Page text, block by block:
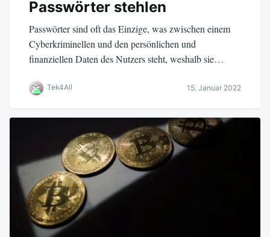
Passwörter stehlen
Passwörter sind oft das Einzige, was zwischen einem
Cyberkriminellen und den persönlichen und
finanziellen Daten des Nutzers steht, weshalb sie…
Tek4All 15. Januar 2022